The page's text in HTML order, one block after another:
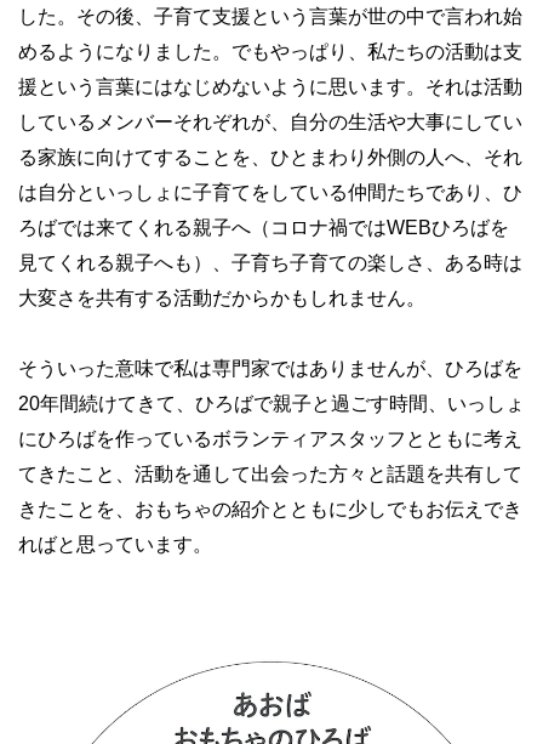
した。その後、子育て支援という言葉が世の中で言われ始
めるようになりました。でもやっぱり、私たちの活動は支
援という言葉にはなじめないように思います。それは活動
しているメンバーそれぞれが、自分の生活や大事にしてい
る家族に向けてすることを、ひとまわり外側の人へ、それ
は自分といっしょに子育てをしている仲間たちであり、ひ
ろばでは来てくれる親子へ（コロナ禍ではWEBひろばを
見てくれる親子へも）、子育ち子育ての楽しさ、ある時は
大変さを共有する活動だからかもしれません。
そういった意味で私は専門家ではありませんが、ひろばを
20年間続けてきて、ひろばで親子と過ごす時間、いっしょ
にひろばを作っているボランティアスタッフとともに考え
てきたこと、活動を通して出会った方々と話題を共有して
きたことを、おもちゃの紹介とともに少しでもお伝えでき
ればと思っています。